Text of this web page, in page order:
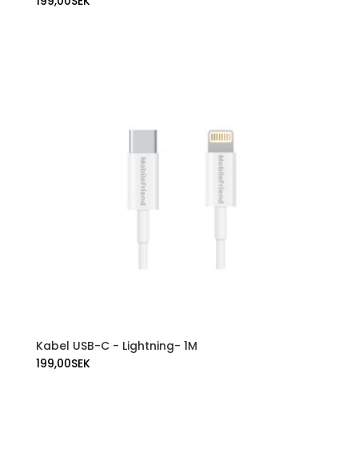
Kabel USB-C - Lightning- 1M
199,00SEK